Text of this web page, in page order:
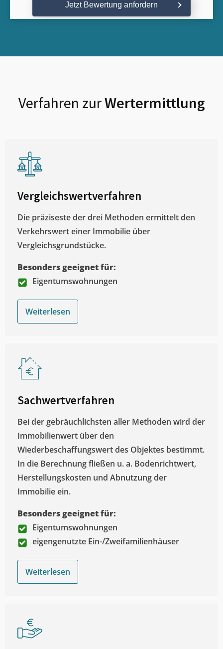
Jetzt Bewertung anfordern
Verfahren zurWertermittlung
Vergleichswertverfahren
Die präziseste der drei Methoden ermittelt den
Verkehrswert einer Immobilie über
Vergleichsgrundstücke.
Besonders geeignet für:
Eigentumswohnungen
Weiterlesen
Sachwertverfahren
Bei der gebräuchlichsten aller Methoden wird der
Immobilienwert über den
Wiederbeschaffungswert des Objektes bestimmt.
In die Berechnung fließen u. a. Bodenrichtwert,
Herstellungskosten und Abnutzung der
Immobilie ein.
Besonders geeignet für:
Eigentumswohnungen
eigengenutzte Ein-/Zweifamilienhäuser
Weiterlesen